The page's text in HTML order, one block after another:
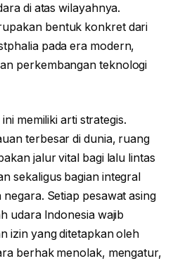
di atas wilayahnya.
bentuk konkret dari
pada era modern,
perkembangan teknologi
memiliki arti strategis.
terbesar di dunia, ruang
jalur vital bagi lalu lintas
sekaligus bagian integral
Setiap pesawat asing
udara Indonesia wajib
izin yang ditetapkan oleh
berhak menolak, mengatur,